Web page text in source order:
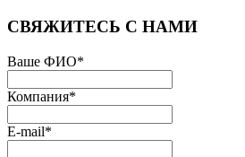
СВЯЖИТЕСЬ С НАМИ
Ваше ФИО*
Компания*
E-mail*